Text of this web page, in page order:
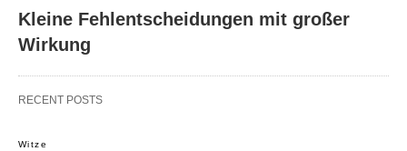
Kleine Fehlentscheidungen mit großer
Wirkung
RECENT POSTS
Witze